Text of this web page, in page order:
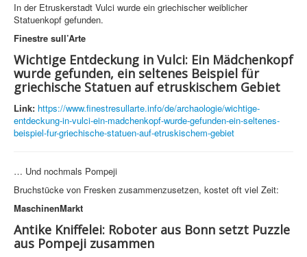
In der Etruskerstadt Vulci wurde ein griechischer weiblicher
Statuenkopf gefunden.
Finestre sull’Arte
Wichtige Entdeckung in Vulci: Ein Mädchenkopf
wurde gefunden, ein seltenes Beispiel für
griechische Statuen auf etruskischem Gebiet
Link: https://www.finestresullarte.info/de/archaologie/wichtige-
entdeckung-in-vulci-ein-madchenkopf-wurde-gefunden-ein-seltenes-
beispiel-fur-griechische-statuen-auf-etruskischem-gebiet
… Und nochmals Pompeji
Bruchstücke von Fresken zusammenzusetzen, kostet oft viel Zeit:
MaschinenMarkt
Antike Kniffelei: Roboter aus Bonn setzt Puzzle
aus Pompeji zusammen